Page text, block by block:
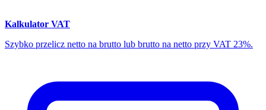
Kalkulator VAT
Szybko przelicz netto na brutto lub brutto na netto przy VAT 23%.